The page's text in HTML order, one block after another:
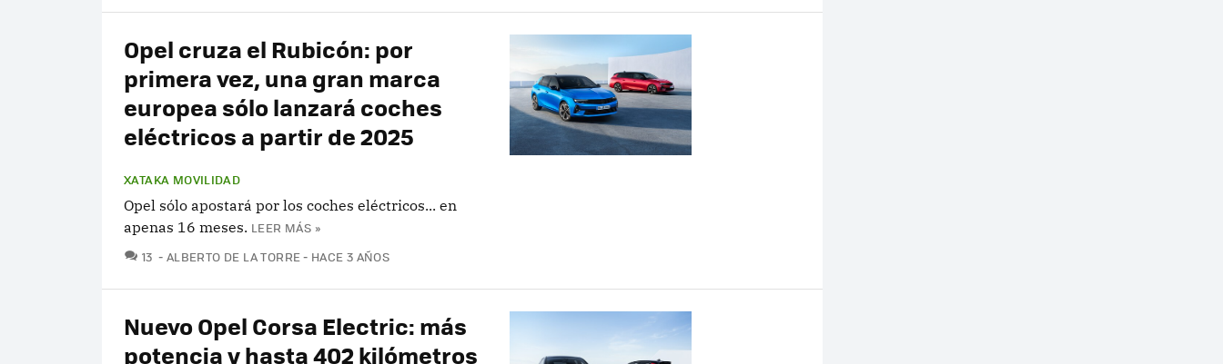
Opel cruza el Rubicón: por
primera vez, una gran marca
europea sólo lanzará coches
eléctricos a partir de 2025
XATAKA MOVILIDAD
Opel sólo apostará por los coches eléctricos... en
apenas 16 meses. LEER MÁS »
13 COMENTARIOS
ALBERTO DE LA TORRE HACE 3 AÑOS
Nuevo Opel Corsa Electric: más
potencia y hasta 402 kilómetros